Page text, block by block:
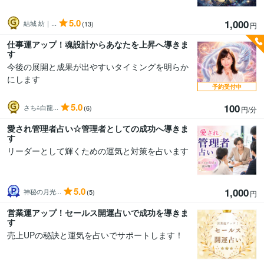
結城 紡｜... 5.0(13) 1,000円
仕事運アップ！魂設計からあなたを上昇へ導きま
す
今後の展開と成果が出やすいタイミングを明らか
にします
さち⁂白龍... 5.0(6) 100円/分
予約受付中
愛され管理者占い☆管理者としての成功へ導きま
す
リーダーとして輝くための運気と対策を占います
神秘の月光... 5.0(5) 1,000円
営業運アップ！セールス開運占いで成功を導きま
す
売上UPの秘訣と運気を占いでサポートします！